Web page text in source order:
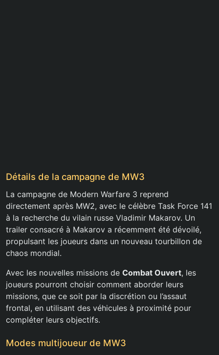
Détails de la campagne de MW3
La campagne de Modern Warfare 3 reprend
directement après MW2, avec le célèbre Task Force 141
à la recherche du vilain russe Vladimir Makarov. Un
trailer consacré à Makarov a récemment été dévoilé,
propulsant les joueurs dans un nouveau tourbillon de
chaos mondial.
Avec les nouvelles missions de Combat Ouvert, les
joueurs pourront choisir comment aborder leurs
missions, que ce soit par la discrétion ou l’assaut
frontal, en utilisant des véhicules à proximité pour
compléter leurs objectifs.
Modes multijoueur de MW3